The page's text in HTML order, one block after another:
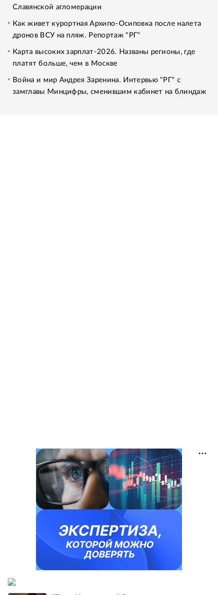
Славянской агломерации
Как живет курортная Архипо-Осиповка после налета
дронов ВСУ на пляж. Репортаж "РГ"
Карта высоких зарплат-2026. Названы регионы, где
платят больше, чем в Москве
Война и мир Андрея Заренина. Интервью "РГ" с
замглавы Минцифры, сменившим кабинет на блиндаж